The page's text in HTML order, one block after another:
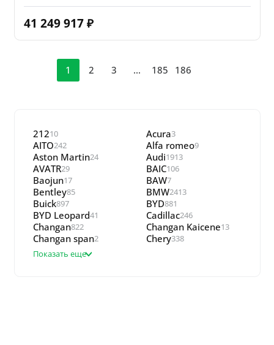
41 249 917 ₽
1 2 3 … 185 186
21210 Acura3
AITO242 Alfa romeo9
Aston Martin24 Audi1913
AVATR29 BAIC106
Baojun17 BAW7
Bentley85 BMW2413
Buick897 BYD881
BYD Leopard41 Cadillac246
Changan822 Changan Kaicene13
Changan span2 Chery338
Показать еще